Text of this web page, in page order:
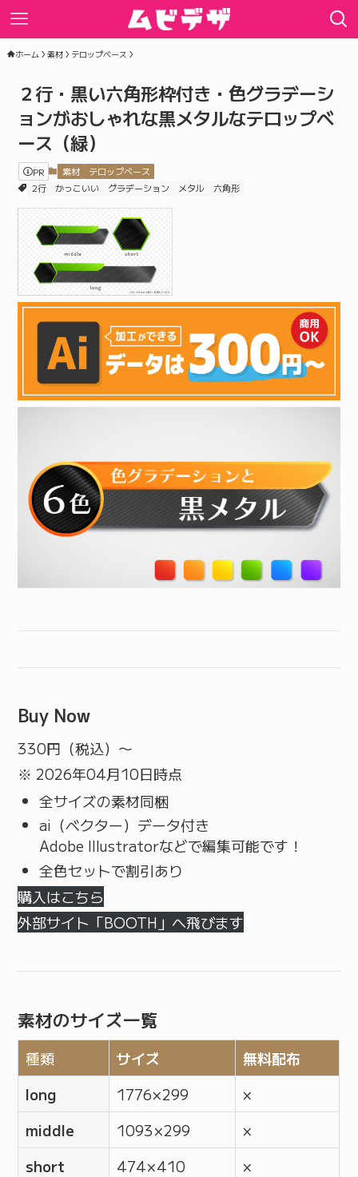
ホーム 素材 テロップベース
２行・黒い六角形枠付き・色グラデーシ
ョンがおしゃれな黒メタルなテロップベ
ース（緑）
PR 素材
テロップベース
2行
かっこいい グラデーション メタル 六角形
Buy Now
330円（税込）〜
※ 2026年04月10日時点
全サイズの素材同梱
ai（ベクター）データ付き
Adobe Illustratorなどで編集可能です！
全色セットで割引あり
購入はこちら
外部サイト「BOOTH」へ飛びます
素材のサイズ一覧
種類 サイズ
無料配布
long
1776 × 299
×
middle
1093 × 299
×
short
474 × 410 ×